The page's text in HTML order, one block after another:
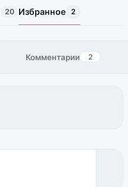
20 Избранное 2
Комментарии 2